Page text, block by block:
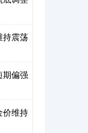
持震荡
期偏强
价维持